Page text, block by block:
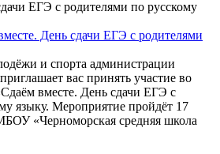
День сдачи ЕГЭ с родителями
и спорта администрации
вас принять участие во
вместе. День сдачи ЕГЭ с
языку. Мероприятие пройдёт 17
«Черноморская средняя школа